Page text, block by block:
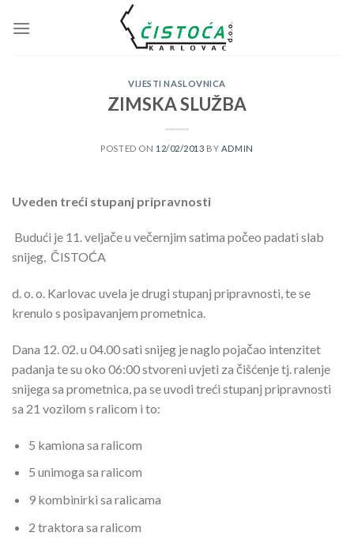
VIJESTI NASLOVNICA
ZIMSKA SLUŽBA
POSTED ON 12/02/2013 BY ADMIN
Uveden treći stupanj pripravnosti
Budući je 11. veljače u večernjim satima počeo padati slab
snijeg, ČISTOĆA
d. o. o. Karlovac uvela je drugi stupanj pripravnosti, te se
krenulo s posipavanjem prometnica.
Dana 12. 02. u 04.00 sati snijeg je naglo pojačao intenzitet
padanja te su oko 06:00 stvoreni uvjeti za čišćenje tj. ralenje
snijega sa prometnica, pa se uvodi treći stupanj pripravnosti
sa 21 vozilom s ralicom i to:
5 kamiona sa ralicom
5 unimoga sa ralicom
9 kombinirki sa ralicama
2 traktora sa ralicom